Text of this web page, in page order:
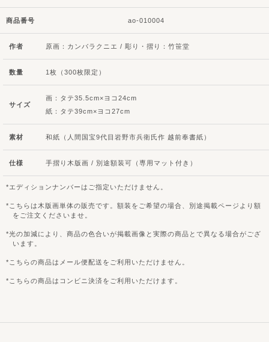
作者 原画：カンバラクニエ / 彫り・摺り：竹笹堂
数量 1枚（300枚限定）
サイズ
画：タテ35.5cm×ヨコ24cm
紙：タテ39cm×ヨコ27cm
素材 和紙（人間国宝9代目岩野市兵衛氏作 越前奉書紙）
仕様 手摺り木版画 / 別途額装可（専用マット付き）
エディションナンバーはご指定いただけません。
こちらは木版画単体の販売です。額装をご希望の場合、別途掲載ページより額
をご注文くださいませ。
光の加減により、商品の色合いが掲載画像と実際の商品とで異なる場合がござ
います。
こちらの商品はメール便配送をご利用いただけません。
こちらの商品はコンビニ決済をご利用いただけます。
商品番号 ao-010004